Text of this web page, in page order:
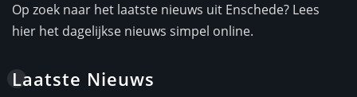
Op zoek naar het laatste nieuws uit Enschede? Lees
hier het dagelijkse nieuws simpel online.
Laatste Nieuws